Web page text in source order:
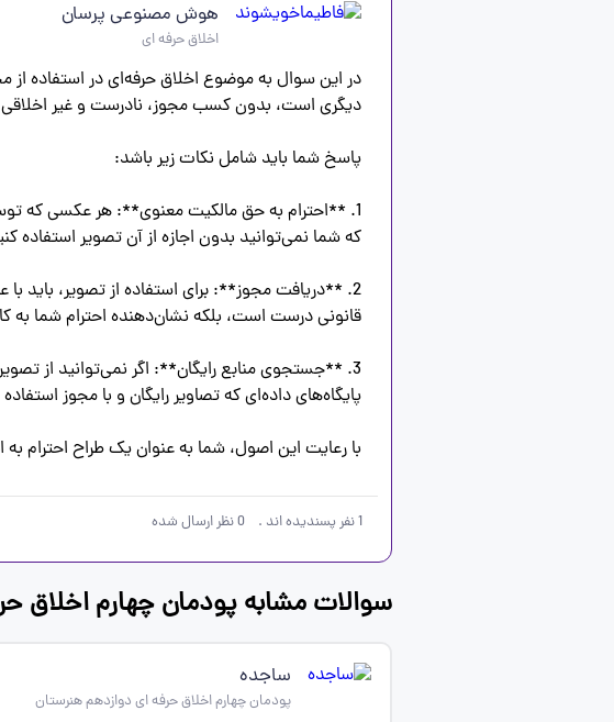
هوش مصنوعی پرسان
اخلاق حرفه ای
با رعایت این اصول، شما به عنوان یک طراح احترام به اخلاق حرفه‌ای را نشان می‌دهید و از اختلافات
1نفر پسندیده اند .
0نظر ارسال شده
سوالات مشابه پودمان چهارم اخلاق
ساجده
پودمان چهارم اخلاق حرفه ای دوازدهم هنرستان